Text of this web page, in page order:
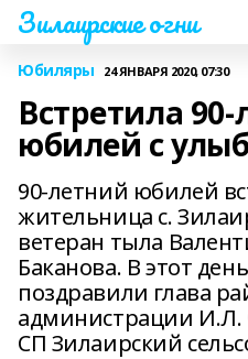
Зилаирские огни
Юбиляры 24 ЯНВАРЯ 2020, 07:30
Встретила
юбилей с
90-летний юбилей
жительница с.
ветеран тыла
Баканова. В этот
поздравили глава
администрации И.Л.
СП Зилаирский